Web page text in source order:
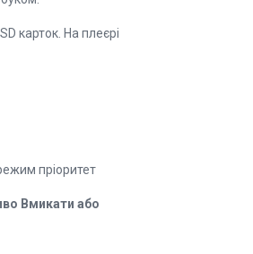
карток. На плеєрі
пріоритет
Вмикати або